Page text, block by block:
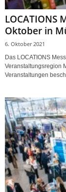
LOCATIONS
Oktober in
6. Oktober 2021
Das LOCATIONS
Veranstaltungsregion
Veranstaltungen